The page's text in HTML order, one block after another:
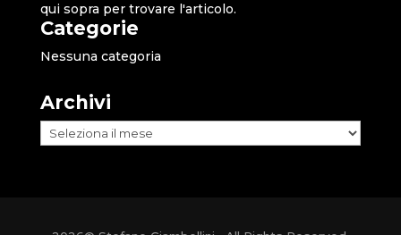
qui sopra per trovare l'articolo.
Categorie
Nessuna categoria
Archivi
Archivi